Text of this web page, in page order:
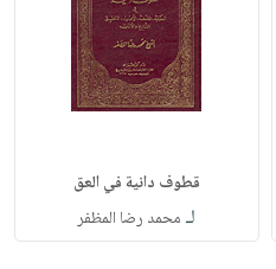
قطوف دانية في العق
لـ محمد رضا المظفر